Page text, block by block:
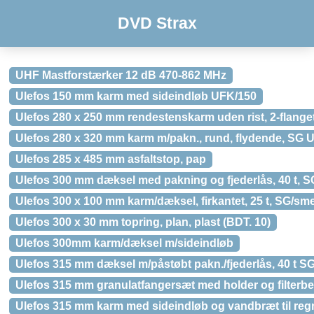
DVD Strax
UHF Mastforstærker 12 dB 470-862 MHz
Ulefos 150 mm karm med sideindløb UFK/150
Ulefos 280 x 250 mm rendestenskarm uden rist, 2-
Ulefos 280 x 320 mm karm m/pakn., rund, flydende, SG
Ulefos 285 x 485 mm asfaltstop, pap
Ulefos 300 mm dæksel med pakning og fjederlås, 40 t,
Ulefos 300 x 100 mm karm/dæksel, firkantet, 25 t, SG/
Ulefos 300 x 30 mm topring, plan, plast (BDT. 10)
Ulefos 300mm karm/dæksel m/sideindløb
Ulefos 315 mm dæksel m/påstøbt pakn./fjederlås, 40 t
Ulefos 315 mm granulatfangersæt med holder og
Ulefos 315 mm karm med sideindløb og vandbræt til